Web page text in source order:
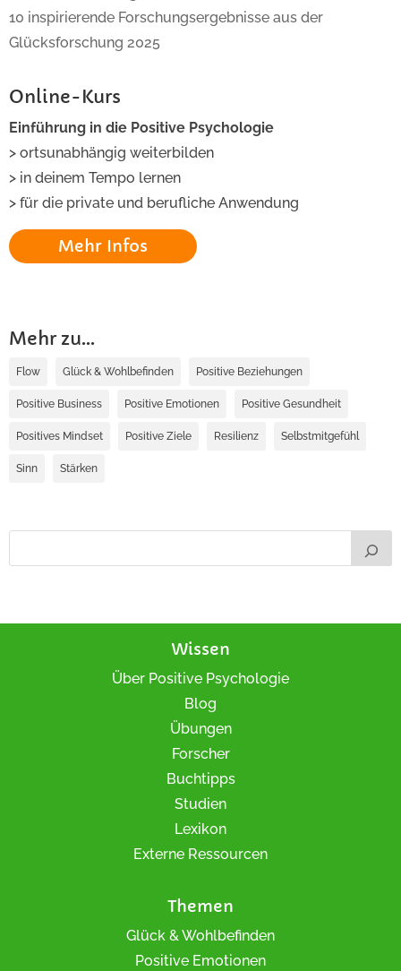
10 inspirierende Forschungsergebnisse aus der
Glücksforschung 2025
Online-Kurs
Einführung in die Positive Psychologie
> ortsunabhängig weiterbilden
> in deinem Tempo lernen
> für die private und berufliche Anwendung
Mehr Infos
Mehr zu...
Flow Glück & Wohlbefinden Positive Beziehungen
Positive Business Positive Emotionen Positive Gesundheit
Positives Mindset Positive Ziele Resilienz Selbstmitgefühl
Sinn Stärken
Wissen
Über Positive Psychologie
Blog
Übungen
Forscher
Buchtipps
Studien
Lexikon
Externe Ressourcen
Themen
Glück & Wohlbefinden
Positive Emotionen